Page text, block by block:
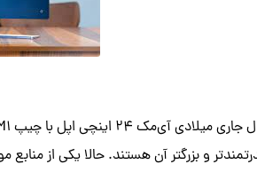
و بزرگتر آن هستند. حالا یکی از